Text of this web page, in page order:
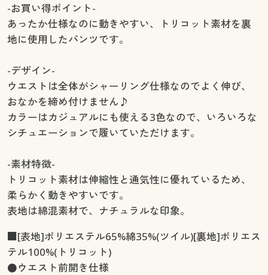
-お買い得ポイント-
あったか仕様なのに動きやすい、トリコット素材を裏
地に使用したパンツです。
-デザイン-
ウエストは全体がシャーリング仕様なのでよく伸び、
おなかを締め付けません♪
カラーはカジュアルにも使える3色なので、いろいろな
シチュエーションで履いていただけます。
-素材特徴-
トリコット素材は伸縮性と通気性に優れているため、
柔らかく動きやすいです。
表地は綿混素材で、ナチュラルな印象。
■[表地]ポリエステル65%綿35%(ツイル)[裏地]ポリエス
テル100%(トリコット)
●ウエスト前開き仕様